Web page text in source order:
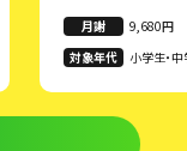
月謝
9,680円
対象年代
小学生・